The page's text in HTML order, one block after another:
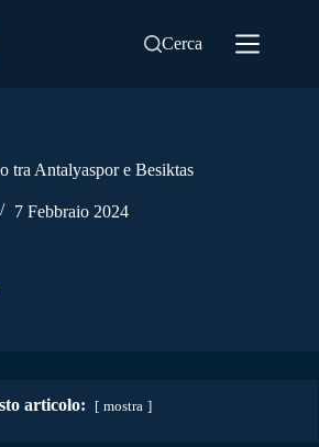
Cerca
tra Antalyaspor e Besiktas
7 Febbraio 2024
articolo: mostra